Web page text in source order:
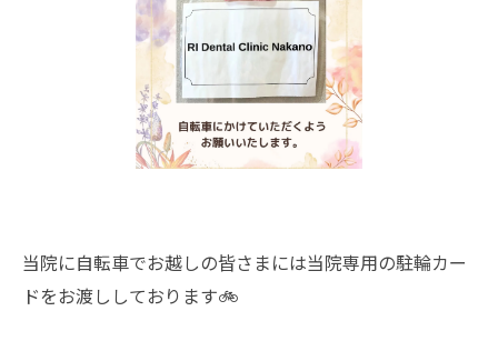
当院に自転車でお越しの皆さまには当院専用の駐輪カー
ドをお渡ししております🚲